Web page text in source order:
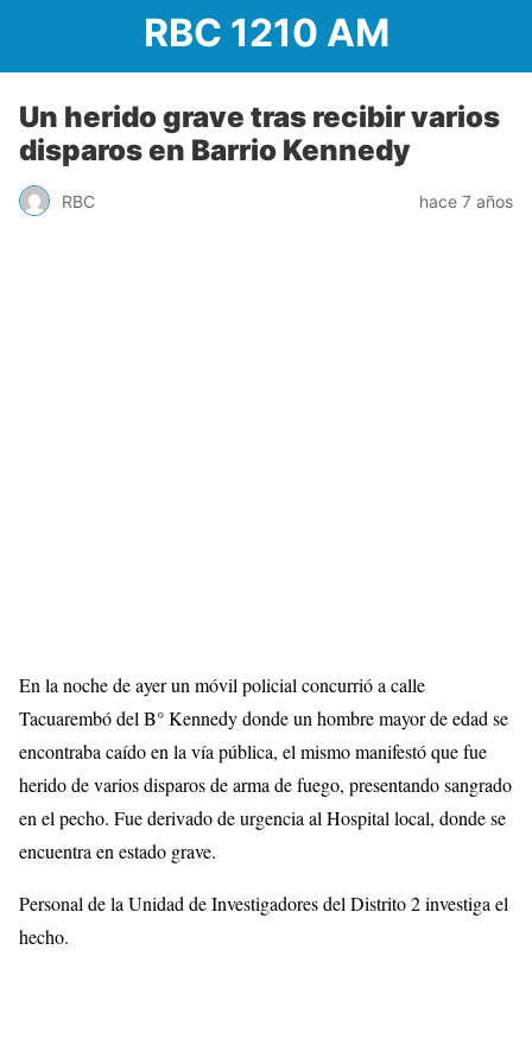
RBC 1210 AM
Un herido grave tras recibir varios
disparos en Barrio Kennedy
RBC hace 7 años
En la noche de ayer un móvil policial concurrió a calle
Tacuarembó del B° Kennedy donde un hombre mayor de edad se
encontraba caído en la vía pública, el mismo manifestó que fue
herido de varios disparos de arma de fuego, presentando sangrado
en el pecho. Fue derivado de urgencia al Hospital local, donde se
encuentra en estado grave.
Personal de la Unidad de Investigadores del Distrito 2 investiga el
hecho.